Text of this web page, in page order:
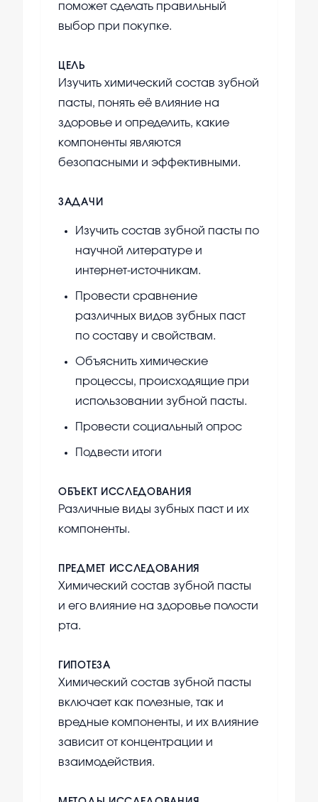
поможет сделать правильный
выбор при покупке.
ЦЕЛЬ
Изучить химический состав зубной
пасты, понять её влияние на
здоровье и определить, какие
компоненты являются
безопасными и эффективными.
ЗАДАЧИ
Изучить состав зубной пасты по
научной литературе и
интернет-источникам.
Провести сравнение
различных видов зубных паст
по составу и свойствам.
Объяснить химические
процессы, происходящие при
использовании зубной пасты.
Провести социальный опрос
Подвести итоги
ОБЪЕКТ ИССЛЕДОВАНИЯ
Различные виды зубных паст и их
компоненты.
ПРЕДМЕТ ИССЛЕДОВАНИЯ
Химический состав зубной пасты
и его влияние на здоровье полости
рта.
ГИПОТЕЗА
Химический состав зубной пасты
включает как полезные, так и
вредные компоненты, и их влияние
зависит от концентрации и
взаимодействия.